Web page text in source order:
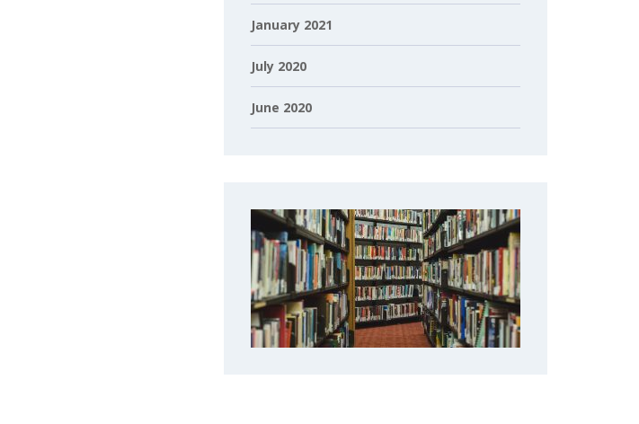
January 2021
July 2020
June 2020